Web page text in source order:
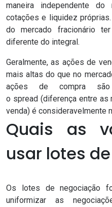
maneira independente do
cotações e liquidez
do mercado fracionário
diferente do integral.
Geralmente, as ações de
mais altas do que no
ações de compra
o spread (diferença entre as
venda) é consideravelmente
Quais as
usar lotes
Os lotes de negociação
uniformizar as